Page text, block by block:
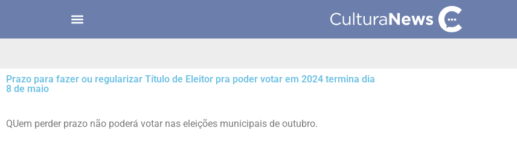
Prazo para fazer ou regularizar Título de Eleitor pra poder votar em 2024 termina dia
8 de maio
QUem perder prazo não poderá votar nas eleições municipais de outubro.